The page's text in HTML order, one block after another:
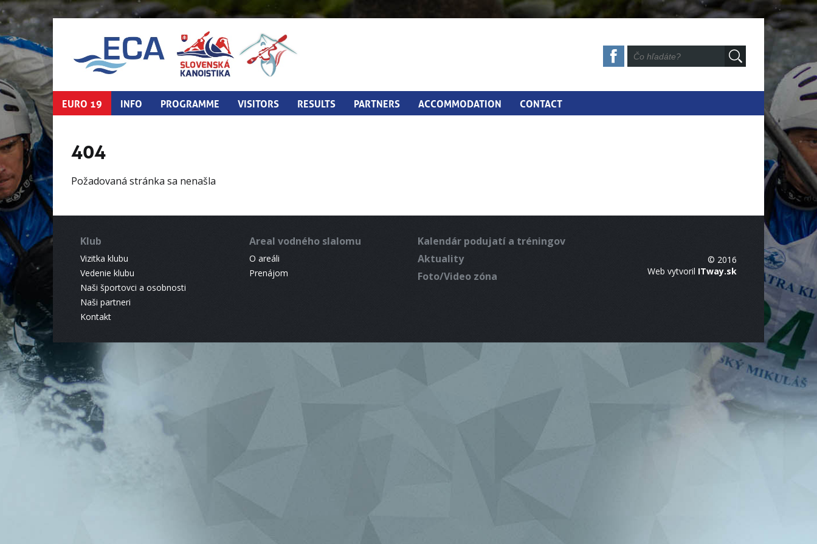
EURO 19 INFO PROGRAMME VISITORS RESULTS PARTNERS ACCOMMODATION CONTACT
404
Požadovaná stránka sa nenašla
Klub
Vizitka klubu
Vedenie klubu
Naši športovci a osobnosti
Naši partneri
Kontakt
Areal vodného slalomu
O areáli
Prenájom
Kalendár podujatí a tréningov
Aktuality
Foto/Video zóna
© 2016
Web vytvoril ITway.sk